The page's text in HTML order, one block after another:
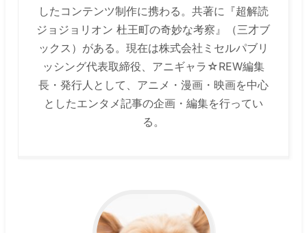
したコンテンツ制作に携わる。共著に『超解読
ジョジョリオン 杜王町の奇妙な考察』（三才ブ
ックス）がある。現在は株式会社ミセルパブリ
ッシング代表取締役、アニギャラ☆REW編集
長・発行人として、アニメ・漫画・映画を中心
としたエンタメ記事の企画・編集を行ってい
る。